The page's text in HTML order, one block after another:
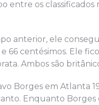
os classificados
anterior, ele
66 centésimos. Ele
Ambos são
Borges em Atlanta
Enquanto